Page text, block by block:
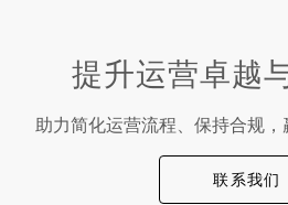
提升运营卓越
助力简化运营流程、保持合规，
联系我们